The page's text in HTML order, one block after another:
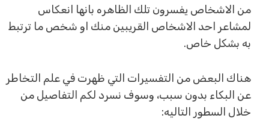
من الاشخاص يفسرون تلك الظاهره بانها انعكاس
لمشاعر احد الاشخاص القريبين منك او شخص ما ترتبط
به بشكل خاص.
هناك البعض من التفسيرات التي ظهرت في علم التخاطر
عن البكاء بدون سبب، وسوف نسرد لكم التفاصيل من
خلال السطور التاليه: